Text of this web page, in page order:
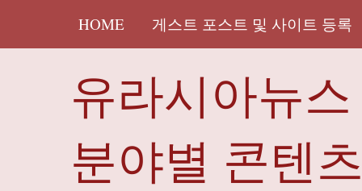
HOME 게스트 포스트 및 사이트 등록
유라시아뉴스
분야별 콘텐